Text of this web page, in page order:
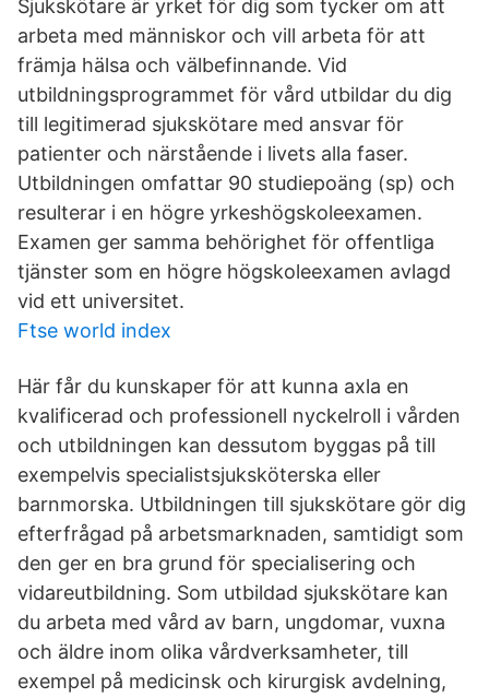
Sjukskötare är yrket för dig som tycker om att
arbeta med människor och vill arbeta för att
främja hälsa och välbefinnande. Vid
utbildningsprogrammet för vård utbildar du dig
till legitimerad sjukskötare med ansvar för
patienter och närstående i livets alla faser.
Utbildningen omfattar 90 studiepoäng (sp) och
resulterar i en högre yrkeshögskoleexamen.
Examen ger samma behörighet för offentliga
tjänster som en högre högskoleexamen avlagd
vid ett universitet.
Ftse world index
Här får du kunskaper för att kunna axla en
kvalificerad och professionell nyckelroll i vården
och utbildningen kan dessutom byggas på till
exempelvis specialistsjuksköterska eller
barnmorska. Utbildningen till sjukskötare gör dig
efterfrågad på arbetsmarknaden, samtidigt som
den ger en bra grund för specialisering och
vidareutbildning. Som utbildad sjukskötare kan
du arbeta med vård av barn, ungdomar, vuxna
och äldre inom olika vårdverksamheter, till
exempel på medicinsk och kirurgisk avdelning,